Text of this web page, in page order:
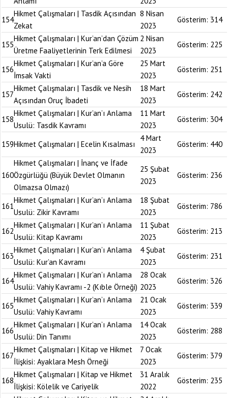
154
Hikmet Çalışmaları | Tasdik Açısından
Zekat
8 Nisan
2023
Gösterim: 314
155
Hikmet Çalışmaları | Kur’an’dan Çözüm
Üretme Faaliyetlerinin Terk Edilmesi
2 Nisan
2023
Gösterim: 225
156
Hikmet Çalışmaları | Kur’an’a Göre
İmsak Vakti
25 Mart
2023
Gösterim: 251
157
Hikmet Çalışmaları | Tasdik ve Nesih
Açısından Oruç İbadeti
18 Mart
2023
Gösterim: 242
158
Hikmet Çalışmaları | Kur’an’ı Anlama
Usulü: Tasdik Kavramı
11 Mart
2023
Gösterim: 304
159Hikmet Çalışmaları | Ecelin Kısalması
4 Mart
2023
Gösterim: 440
160
Hikmet Çalışmaları | İnanç ve İfade
Özgürlüğü (Büyük Devlet Olmanın
Olmazsa Olmazı)
25 Şubat
2023
Gösterim: 236
161
Hikmet Çalışmaları | Kur’an’ı Anlama
Usulü: Zikir Kavramı
18 Şubat
2023
Gösterim: 786
162
Hikmet Çalışmaları | Kur’an’ı Anlama
Usulü: Kitap Kavramı
11 Şubat
2023
Gösterim: 213
163
Hikmet Çalışmaları | Kur’an’ı Anlama
Usulü: Kur’an Kavramı
4 Şubat
2023
Gösterim: 231
164
Hikmet Çalışmaları | Kur’an’ı Anlama
Usulü: Vahiy Kavramı -2 (Kıble Örneği)
28 Ocak
2023
Gösterim: 326
165
Hikmet Çalışmaları | Kur’an’ı Anlama
Usulü: Vahiy Kavramı
21 Ocak
2023
Gösterim: 339
166
Hikmet Çalışmaları | Kur’an’ı Anlama
Usulü: Din Tanımı
14 Ocak
2023
Gösterim: 288
167
Hikmet Çalışmaları | Kitap ve Hikmet
İlişkisi: Ayaklara Mesh Örneği
7 Ocak
2023
Gösterim: 379
168
Hikmet Çalışmaları | Kitap ve Hikmet
İlişkisi: Kölelik ve Cariyelik
31 Aralık
2022
Gösterim: 235